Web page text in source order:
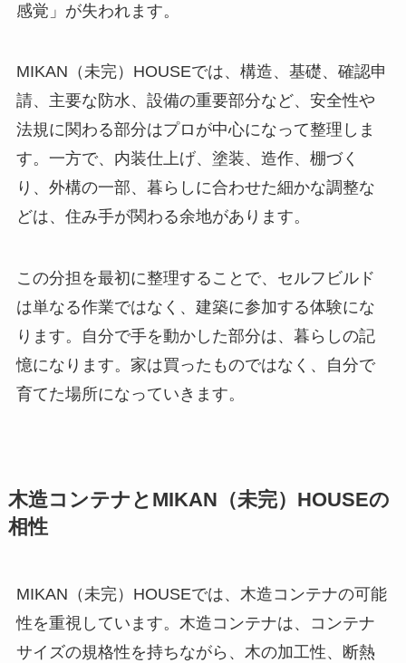
感覚」が失われます。
MIKAN（未完）HOUSEでは、構造、基礎、確認申
請、主要な防水、設備の重要部分など、安全性や
法規に関わる部分はプロが中心になって整理しま
す。一方で、内装仕上げ、塗装、造作、棚づく
り、外構の一部、暮らしに合わせた細かな調整な
どは、住み手が関わる余地があります。
この分担を最初に整理することで、セルフビルド
は単なる作業ではなく、建築に参加する体験にな
ります。自分で手を動かした部分は、暮らしの記
憶になります。家は買ったものではなく、自分で
育てた場所になっていきます。
木造コンテナとMIKAN（未完）HOUSEの
相性
MIKAN（未完）HOUSEでは、木造コンテナの可能
性を重視しています。木造コンテナは、コンテナ
サイズの規格性を持ちながら、木の加工性、断熱